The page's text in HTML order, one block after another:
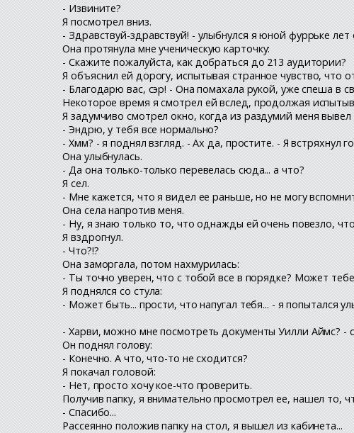
- Извините?
Я посмотрел вниз.
- Здравствуй-здравствуй! - улыбнулся я юной фуррьке
Она протянула мне ученическую карточку:
- Скажите пожалуйста, как добраться до 213 аудитории?
Я объяснил ей дорогу, испытывая странное чувство, что
- Благодарю вас, сэр! - Она помахала рукой, уже спеша в
Некоторое время я смотрел ей вслед, продолжая
Я задумчиво смотрел окно, когда из раздумий меня
- Эндрю, у тебя все нормально?
- Хмм? - я поднял взгляд. - Ах да, простите. - Я встряхнул
Она улыбнулась.
- Да она только-только перевелась сюда... а что?
Я сел.
- Мне кажется, что я видел ее раньше, но не могу
Она села напротив меня.
- Ну, я знаю только то, что однажды ей очень повезло,
Я вздрогнул.
- Что?!?
Она заморгала, потом нахмурилась:
- Ты точно уверен, что с тобой все в порядке? Может
Я поднялся со стула:
- Может быть... прости, что напугал тебя... - я попытался
- Харви, можно мне посмотреть документы Уилли Аймс? -
Он поднял голову:
- Конечно. А что, что-то не сходится?
Я покачал головой:
- Нет, просто хочу кое-что проверить.
Получив папку, я внимательно просмотрел ее, нашел то,
- Спасибо...
Рассеянно положив папку на стол, я вышел из кабинета...